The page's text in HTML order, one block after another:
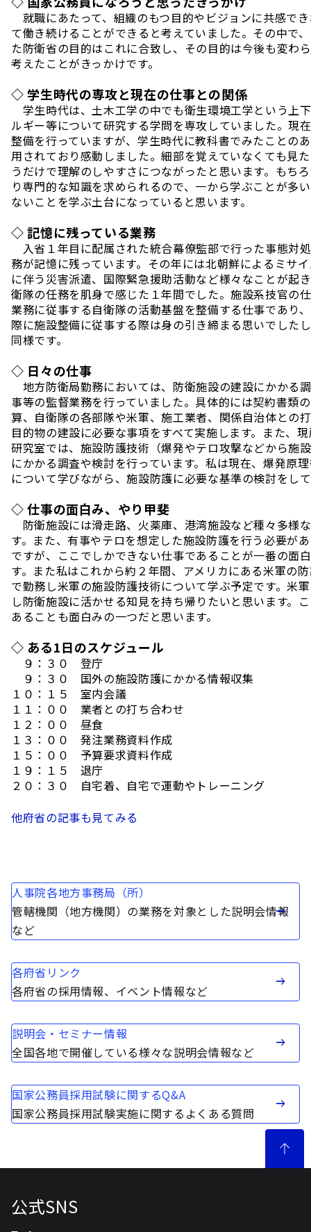
就職にあたって、組織のもつ目的やビジョンに共感で
て働き続けることができると考えていました。その中で
た防衛省の目的はこれに合致し、その目的は今後も変わ
考えたことがきっかけです。
◇ 学生時代の専攻と現在の仕事との関係
学生時代は、土木工学の中でも衛生環境工学という上
ルギー等について研究する学問を専攻していました。現
整備を行っていますが、学生時代に教科書でみたことの
用されており感動しました。細部を覚えていなくても見
うだけで理解のしやすさにつながったと思います。もち
り専門的な知識を求められるので、一から学ぶことが多
ないことを学ぶ土台になっていると思います。
◇ 記憶に残っている業務
入省１年目に配属された統合幕僚監部で行った事態対
務が記憶に残っています。その年には北朝鮮によるミサ
に伴う災害派遣、国際緊急援助活動など様々なことが起
衛隊の任務を肌身で感じた１年間でした。施設系技官の
業務に従事する自衛隊の活動基盤を整備する仕事であり
際に施設整備に従事する際は身の引き締まる思いでした
同様です。
◇ 日々の仕事
地方防衛局勤務においては、防衛施設の建設にかかる
事等の監督業務を行っていました。具体的には契約書類
算、自衛隊の各部隊や米軍、施工業者、関係自治体との
目的物の建設に必要な事項をすべて実施します。また、
研究室では、施設防護技術（爆発やテロ攻撃などから施
にかかる調査や検討を行っています。私は現在、爆発原
について学びながら、施設防護に必要な基準の検討をし
◇ 仕事の面白み、やり甲斐
防衛施設には滑走路、火薬庫、港湾施設など種々多様
す。また、有事やテロを想定した施設防護を行う必要が
ですが、ここでしかできない仕事であることが一番の面
す。また私はこれから約２年間、アメリカにある米軍の
で勤務し米軍の施設防護技術について学ぶ予定です。米
し防衛施設に活かせる知見を持ち帰りたいと思います。
あることも面白みの一つだと思います。
◇ ある1日のスケジュール
９：３０ 登庁
９：３０ 国外の施設防護にかかる情報収集
１０：１５ 室内会議
１１：００ 業者との打ち合わせ
１２：００ 昼食
１３：００ 発注業務資料作成
１５：００ 予算要求資料作成
１９：１５ 退庁
２０：３０ 自宅着、自宅で運動やトレーニング
他府省の記事も見てみる
人事院各地方事務局（所）
管轄機関（地方機関）の業務を対象とした説明会情報
など
各府省リンク
各府省の採用情報、イベント情報など
説明会・セミナー情報
全国各地で開催している様々な説明会情報など
国家公務員採用試験に関するQ&A
国家公務員採用試験実施に関するよくある質問
公式SNS